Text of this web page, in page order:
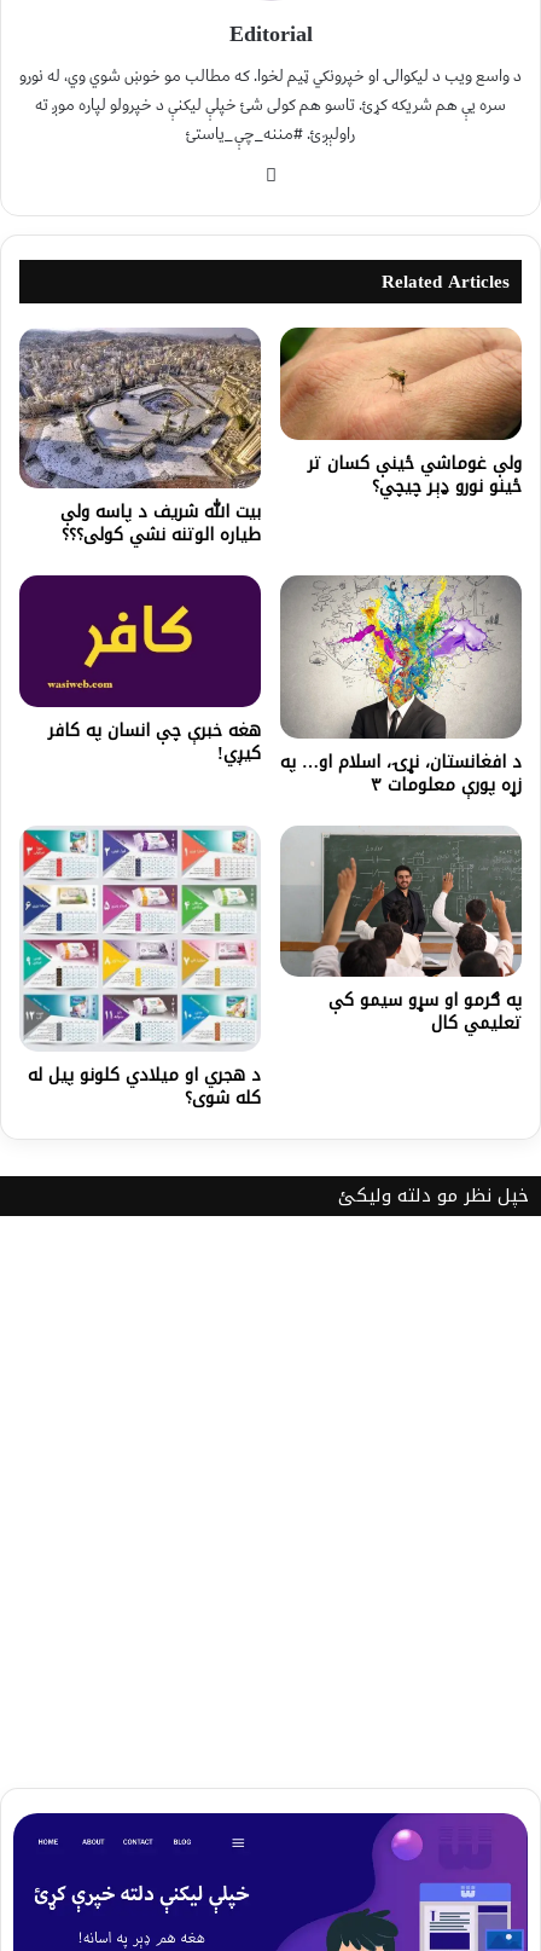
Editorial
د واسع ویب د لیکوالۍ او خپرونکي ټیم لخوا. که مطالب مو خوښ شوي وي، له نورو
سره یې هم شریکه کړئ. تاسو هم کولی شئ خپلې لیکنې د خپرولو لپاره موږ ته
راولېږئ. #مننه_چې_یاستئ
Related Articles
ولې غوماشي ځينې کسان تر
ځينو نورو ډېر چيچي؟
بیت الله شریف د پاسه ولې
طیاره الوتنه نشي کولی؟؟؟
د افغانستان، نړۍ، اسلام او… په
زړه پورې معلومات ۳
هغه خبرې چې انسان په کافر
کیږي!
په ګرمو او سړو سیمو کې
تعلیمي کال
د هجري او میلادي کلونو پيل له
کله شوی؟
خپل نظر مو دلته ولیکئ